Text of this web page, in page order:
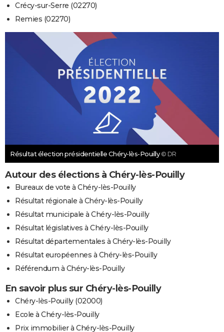
Crécy-sur-Serre (02270)
Remies (02270)
Résultat élection présidentielle Chéry-lès-Pouilly © DR
Autour des élections à Chéry-lès-Pouilly
Bureaux de vote à Chéry-lès-Pouilly
Résultat régionale à Chéry-lès-Pouilly
Résultat municipale à Chéry-lès-Pouilly
Résultat législatives à Chéry-lès-Pouilly
Résultat départementales à Chéry-lès-Pouilly
Résultat européennes à Chéry-lès-Pouilly
Référendum à Chéry-lès-Pouilly
En savoir plus sur Chéry-lès-Pouilly
Chéry-lès-Pouilly (02000)
Ecole à Chéry-lès-Pouilly
Prix immobilier à Chéry-lès-Pouilly